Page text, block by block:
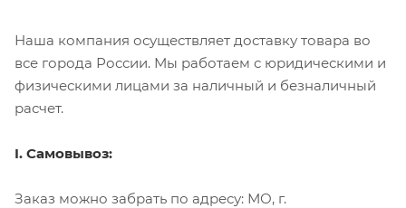
Наша компания осуществляет доставку товара во
все города России. Мы работаем с юридическими и
физическими лицами за наличный и безналичный
расчет.
I. Самовывоз:
Заказ можно забрать по адресу: МО, г.